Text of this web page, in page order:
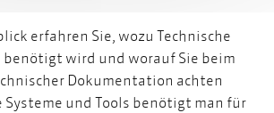
erfahren Sie, wozu Technische
wird und worauf Sie beim
Dokumentation achten
Systeme und Tools benötigt man für